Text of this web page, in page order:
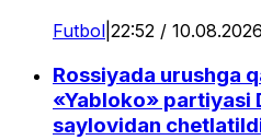
Futbol 22:52 / 10.08.2026
Rossiyada urushga
«Yabloko» partiyasi
saylovidan